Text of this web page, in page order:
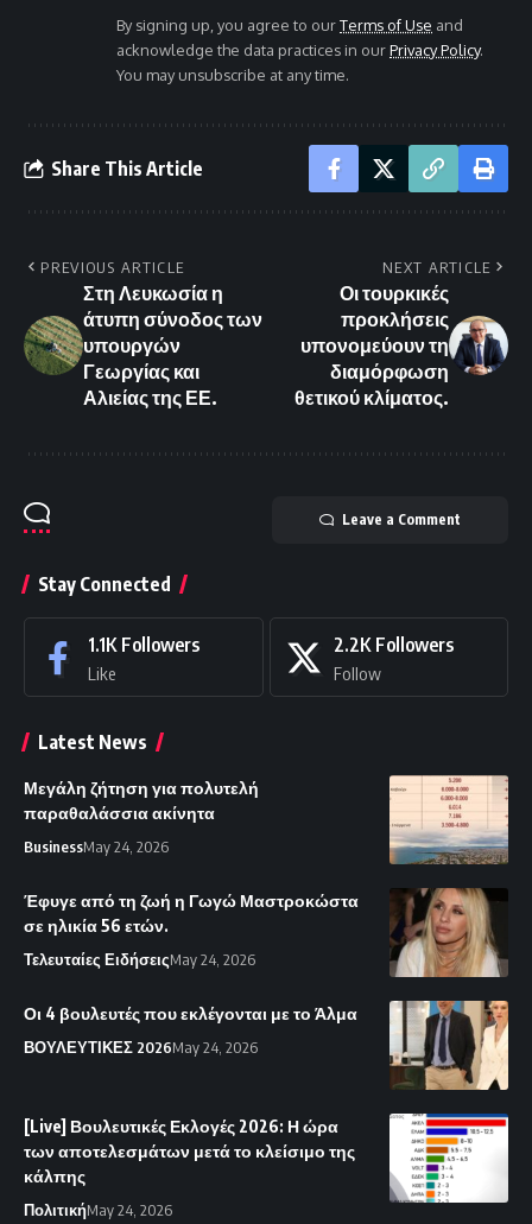
By signing up, you agree to ourTerms of Use and
acknowledge the data practices in ourPrivacy Policy.
You may unsubscribe at any time.
Share This Article
PREVIOUS ARTICLE
Στη Λευκωσία η
άτυπη σύνοδος των
υπουργών
Γεωργίας και
Αλιείας της ΕΕ.
NEXT ARTICLE
Οι τουρκικές
προκλήσεις
υπονομεύουν τη
διαμόρφωση
θετικού κλίματος.
Leave a Comment
Stay Connected
1.1K Followers
Like
2.2K Followers
Follow
Latest News
Μεγάλη ζήτηση για πολυτελή
παραθαλάσσια ακίνητα
BusinessMay 24, 2026
Έφυγε από τη ζωή η Γωγώ Μαστροκώστα
σε ηλικία 56 ετών.
Τελευταίες ΕιδήσειςMay 24, 2026
Οι 4 βουλευτές που εκλέγονται με το Άλμα
ΒΟΥΛΕΥΤΙΚΕΣ 2026May 24, 2026
[Live] Βουλευτικές Εκλογές 2026: Η ώρα
των αποτελεσμάτων μετά το κλείσιμο της
κάλπης
ΠολιτικήMay 24, 2026